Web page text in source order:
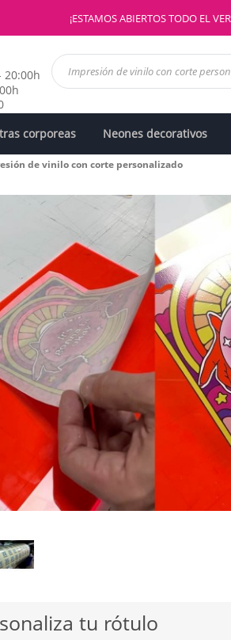
¡ESTAMOS ABIERTOS TODO EL
20:00h
corporeas Neones decorativos
de vinilo con corte personalizado
tu rótulo